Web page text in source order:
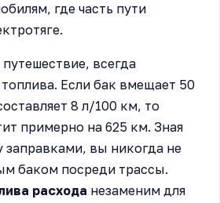
где часть пути
всегда
Если бак вмещает 50
8 л/100 км, то
примерно на 625 км. Зная
заправками, вы никогда не
баком посреди трассы.
расхода незаменим для